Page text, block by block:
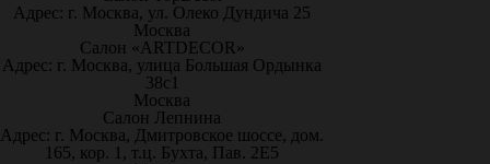
Адрес: г. Москва, ул. Олеко Дундича 25
Москва
Салон «ARTDECOR»
Адрес: г. Москва, улица Большая Ордынка
38с1
Москва
Салон Лепнина
Адрес: г. Москва, Дмитровское шоссе, дом.
165, кор. 1, т.ц. Бухта, Пав. 2Е5